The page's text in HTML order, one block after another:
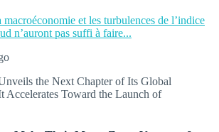
macroéconomie et les turbulences de l’indice
n’auront pas suffi à faire...